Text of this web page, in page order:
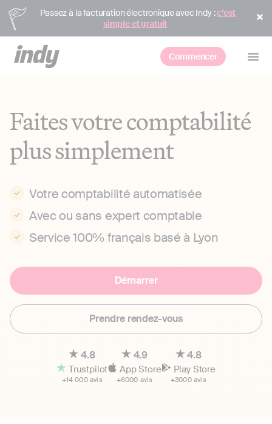
Passez à la facturation électronique avec Indy :c’est
simple et gratuit
Commencer
Faites votre comptabilité
plus simplement
Votre comptabilité automatisée
Avec ou sans expert comptable
Service 100% français basé à Lyon
Démarrer
Prendre rendez-vous
4.8
Trustpilot
+14 000 avis
4.9
App Store
+6000 avis
4.8
Play Store
+3000 avis